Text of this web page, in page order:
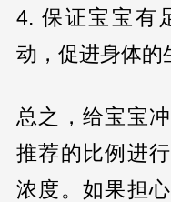
4. 保证宝宝有
动，促进身体的
总之，给宝宝
推荐的比例进
浓度。如果担